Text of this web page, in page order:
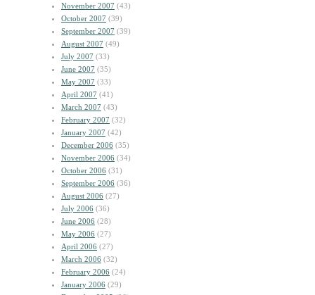
November 2007 (43)
October 2007 (39)
September 2007 (39)
August 2007 (49)
July 2007 (33)
June 2007 (35)
May 2007 (33)
April 2007 (41)
March 2007 (43)
February 2007 (32)
January 2007 (42)
December 2006 (35)
November 2006 (34)
October 2006 (31)
September 2006 (36)
August 2006 (27)
July 2006 (36)
June 2006 (28)
May 2006 (27)
April 2006 (27)
March 2006 (32)
February 2006 (24)
January 2006 (29)